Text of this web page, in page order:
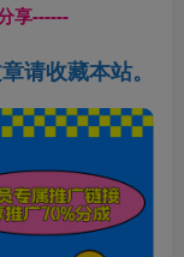
享------
请收藏本站。